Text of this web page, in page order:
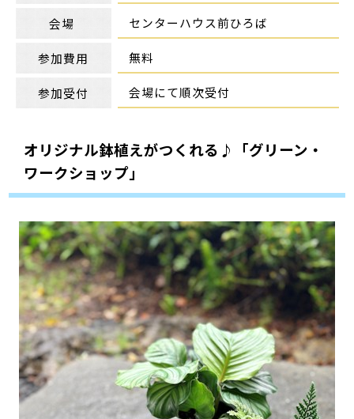
会場 センターハウス前ひろば
参加費用 無料
参加受付 会場にて順次受付
オリジナル鉢植えがつくれる♪「グリーン・
ワークショップ」